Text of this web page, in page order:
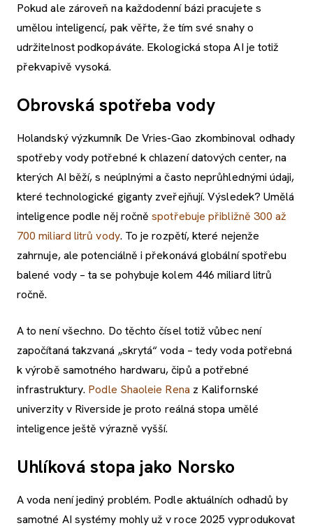
Pokud ale zároveň na každodenní bázi pracujete s
umělou inteligencí, pak věřte, že tím své snahy o
udržitelnost podkopáváte. Ekologická stopa AI je totiž
překvapivě vysoká.
Obrovská spotřeba vody
Holandský výzkumník De Vries-Gao zkombinoval odhady
spotřeby vody potřebné k chlazení datových center, na
kterých AI běží, s neúplnými a často neprůhlednými údaji,
které technologické giganty zveřejňují. Výsledek? Umělá
inteligence podle něj ročněspotřebuje přibližně 300 až
700 miliard litrů vody. To je rozpětí, které nejenže
zahrnuje, ale potenciálně i překonává globální spotřebu
balené vody – ta se pohybuje kolem 446 miliard litrů
ročně.
A to není všechno. Do těchto čísel totiž vůbec není
započítaná takzvaná „skrytá“ voda – tedy voda potřebná
k výrobě samotného hardwaru, čipů a potřebné
infrastruktury. Podle Shaoleie Rena z Kalifornské
univerzity v Riverside je proto reálná stopa umělé
inteligence ještě výrazně vyšší.
Uhlíková stopa jako Norsko
A voda není jediný problém. Podle aktuálních odhadů by
samotné AI systémy mohly už v roce 2025 vyprodukovat